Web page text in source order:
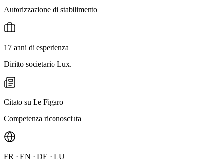
Autorizzazione di stabilimento
17 anni di esperienza
Diritto societario Lux.
Citato su Le Figaro
Competenza riconosciuta
FR · EN · DE · LU